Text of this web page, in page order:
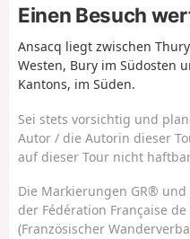
Einen Besuch
Ansacq liegt zwischen
Westen, Bury im Südosten
Kantons, im Süden.
Sei stets vorsichtig und
Autor / die Autorin dieser
auf dieser Tour nicht
Die Markierungen GR®
der Fédération Française
(Französischer